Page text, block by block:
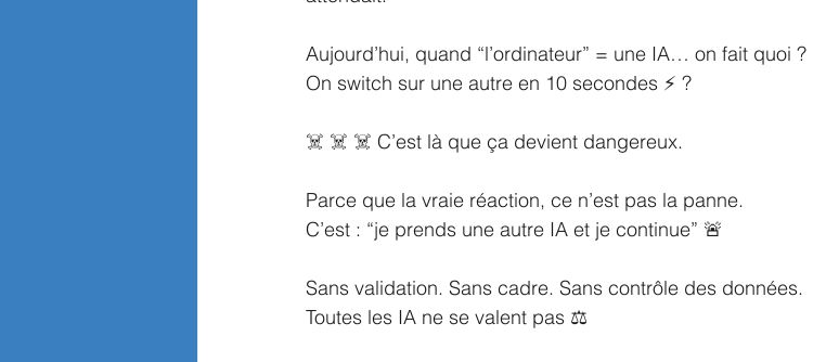
Aujourd’hui, quand “l’ordinateur” = une IA… on fait quoi ?
On switch sur une autre en 10 secondes ⚡️ ?
☠️ ☠️ ☠️ C’est là que ça devient dangereux.
Parce que la vraie réaction, ce n’est pas la panne.
C’est : “je prends une autre IA et je continue” 🚨
Sans validation. Sans cadre. Sans contrôle des données.
Toutes les IA ne se valent pas ⚖️